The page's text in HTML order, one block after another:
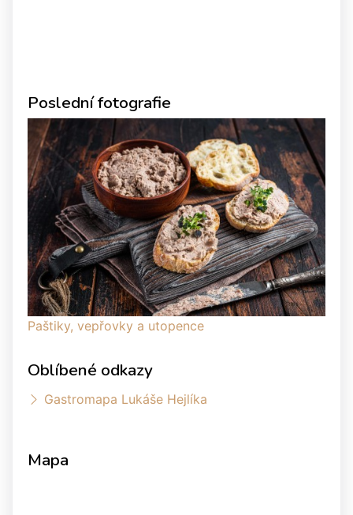
Poslední fotografie
Paštiky, vepřovky a utopence
Oblíbené odkazy
Gastromapa Lukáše Hejlíka
Mapa